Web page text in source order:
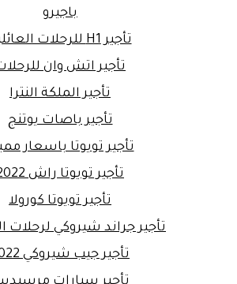
باجيرو
تأجير H1 للرحلات العائلية
تأجير اتش وان
تأجير الملكة النترا
تأجير باصات يوتنج
تأجير تويوتا باسعار
تأجير تويوتا راش 2022
تأجير تويوتا كورولا
تأجير جراند شيروكي لرحلات
تأجير جيب شيروكي 2022